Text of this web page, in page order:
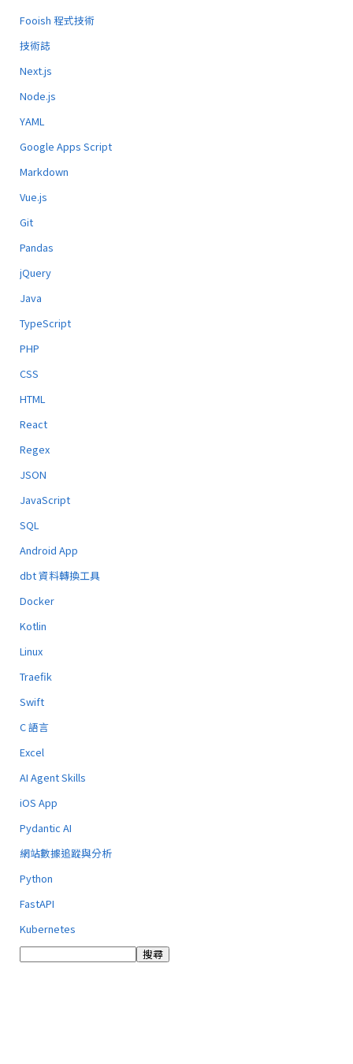
Fooish 程式技術
技術誌
Next.js
Node.js
YAML
Google Apps Script
Markdown
Vue.js
Git
Pandas
jQuery
Java
TypeScript
PHP
CSS
HTML
React
Regex
JSON
JavaScript
SQL
Android App
dbt 資料轉換工具
Docker
Kotlin
Linux
Traefik
Swift
C 語言
Excel
AI Agent Skills
iOS App
Pydantic AI
網站數據追蹤與分析
Python
FastAPI
Kubernetes